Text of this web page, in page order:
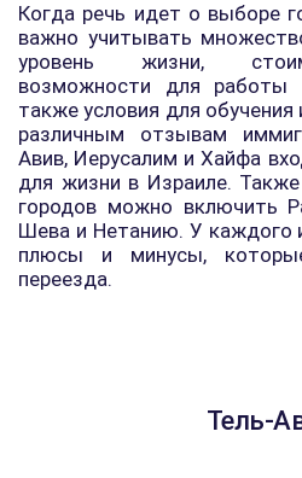
Когда речь идет о выборе
важно учитывать
уровень жизни,
возможности для работы
также условия для
различным отзывам
Авив, Иерусалим и Хайфа
для жизни в Израиле.
городов можно включить
Шева и Нетанию. У каждого
плюсы и минусы,
переезда.
Тель-